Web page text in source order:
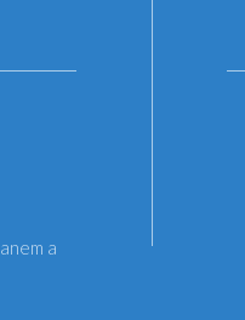
a